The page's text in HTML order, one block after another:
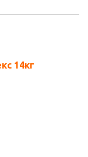
14кг